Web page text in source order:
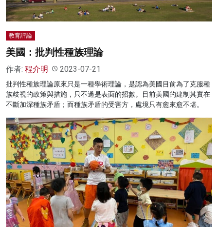
教育評論
美國：批判性種族理論
作者: 程介明 2023-07-21
批判性種族理論原來只是一種學術理論，是認為美國目前為了克服種
族歧視的政策與措施，只不過是表面的招數。目前美國的建制其實在
不斷加深種族矛盾；而種族矛盾的受害方，處境只有愈來愈不堪。